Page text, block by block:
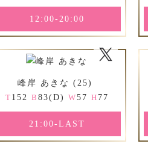
12:00-20:00
峰岸 あきな (25)
T 152 B 83(D) W57 H 77
21:00-LAST